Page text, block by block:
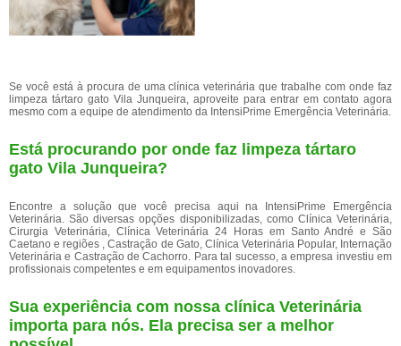
Se você está à procura de uma clínica veterinária que trabalhe com onde faz
limpeza tártaro gato Vila Junqueira, aproveite para entrar em contato agora
mesmo com a equipe de atendimento da IntensiPrime Emergência Veterinária.
Está procurando por onde faz limpeza tártaro
gato Vila Junqueira?
Encontre a solução que você precisa aqui na IntensiPrime Emergência
Veterinária. São diversas opções disponibilizadas, como Clínica Veterinária,
Cirurgia Veterinária, Clínica Veterinária 24 Horas em Santo André e São
Caetano e regiões , Castração de Gato, Clínica Veterinária Popular, Internação
Veterinária e Castração de Cachorro. Para tal sucesso, a empresa investiu em
profissionais competentes e em equipamentos inovadores.
Sua experiência com nossa clínica Veterinária
importa para nós. Ela precisa ser a melhor